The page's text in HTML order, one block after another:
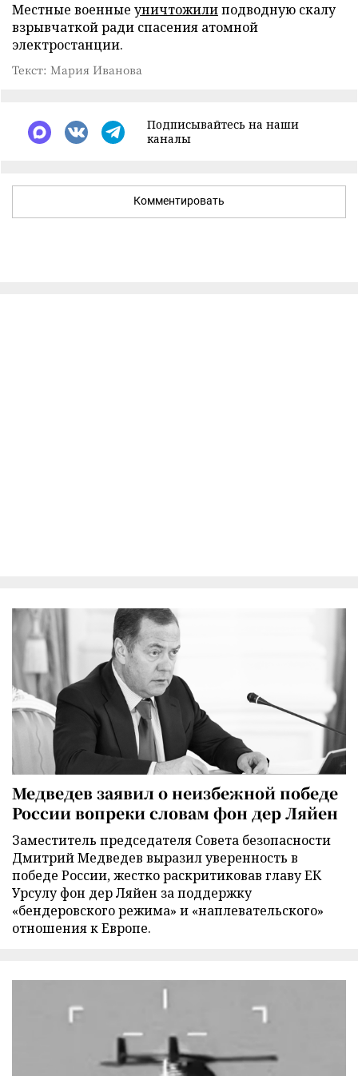
Местные военные уничтожилиподводную скалу
взрывчаткой ради спасения атомной
электростанции.
Текст: Мария Иванова
Подписывайтесь на наши
каналы
Комментировать
Медведев заявил о неизбежной победе
России вопреки словам фон дер Ляйен
Заместитель председателя Совета безопасности
Дмитрий Медведев выразил уверенность в
победе России, жестко раскритиковав главу ЕК
Урсулу фон дер Ляйен за поддержку
«бендеровского режима» и «наплевательского»
отношения к Европе.